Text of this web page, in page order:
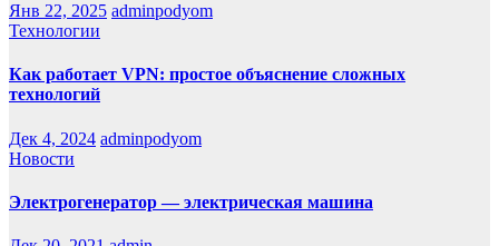
Янв 22, 2025 adminpodyom
Технологии
Как работает VPN: простое объяснение сложных
технологий
Дек 4, 2024 adminpodyom
Новости
Электрогенератор — электрическая машина